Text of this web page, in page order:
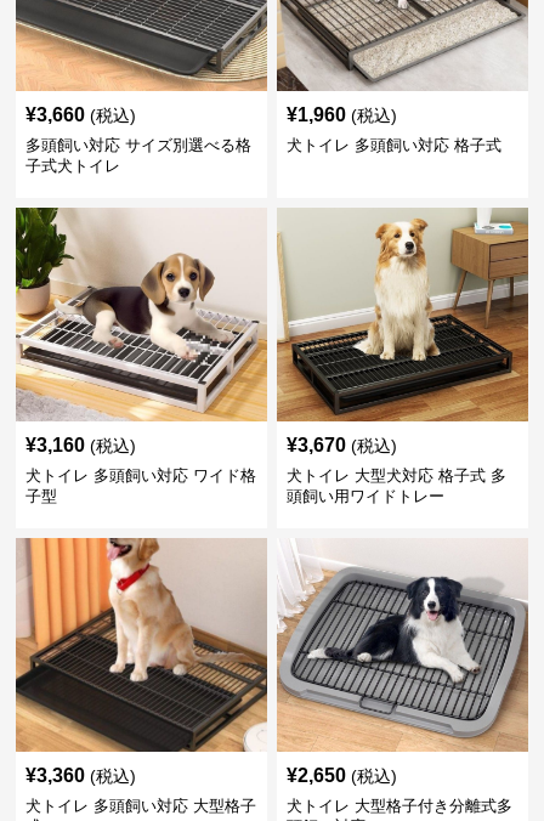
¥3,660 (税込)
多頭飼い対応 サイズ別選べる格
子式犬トイレ
¥1,960 (税込)
犬トイレ 多頭飼い対応 格子式
¥3,160 (税込)
犬トイレ 多頭飼い対応 ワイド格
子型
¥3,670 (税込)
犬トイレ 大型犬対応 格子式 多
頭飼い用ワイドトレー
¥3,360 (税込)
犬トイレ 多頭飼い対応 大型格子
¥2,650 (税込)
犬トイレ 大型格子付き分離式多